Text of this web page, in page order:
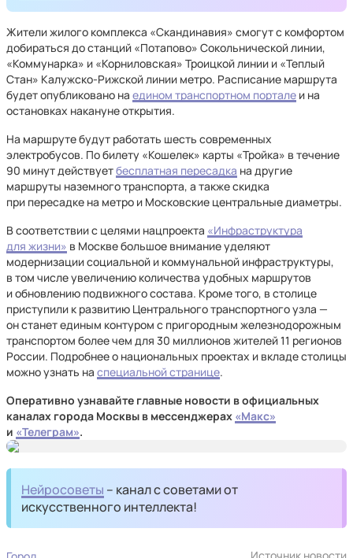
Жители жилого комплекса «Скандинавия» смогут с комфортом
добираться до станций «Потапово» Сокольнической линии,
«Коммунарка» и «Корниловская» Троицкой линии и «Теплый
Стан» Калужско-Рижской линии метро. Расписание маршрута
будет опубликовано на едином транспортном портале и на
остановках накануне открытия.
На маршруте будут работать шесть современных
электробусов. По билету «Кошелек» карты «Тройка» в течение
90 минут действуетбесплатная пересадка на другие
маршруты наземного транспорта, а также скидка
при пересадке на метро и Московские центральные диаметры.
В соответствии с целями нацпроекта «Инфраструктура
для жизни» в Москве большое внимание уделяют
модернизации социальной и коммунальной инфраструктуры,
в том числе увеличению количества удобных маршрутов
и обновлению подвижного состава. Кроме того, в столице
приступили к развитию Центрального транспортного узла —
он станет единым контуром с пригородным железнодорожным
транспортом более чем для 30 миллионов жителей 11 регионов
России. Подробнее о национальных проектах и вкладе столицы
можно узнать на специальной странице.
Оперативно узнавайте главные новости в официальных
каналах города Москвы в мессенджерах «Макс»
и «Телеграм».
Нейросоветы – канал с советами от
искусственного интеллекта!